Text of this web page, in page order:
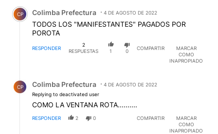
Comentario de Colimba Prefectura.
CP Colimba Prefectura 4 DE AGOSTO DE 2022
TODOS LOS "MANIFESTANTES" PAGADOS POR
POROTA
RESPONDER
2
RESPUESTAS
1 0
COMPARTIR
MARCAR
COMO
INAPROPIADO
CP Colimba Prefectura
4 DE AGOSTO DE 2022
Replying to deactivated user
COMO LA VENTANA ROTA..........
RESPONDER 2 0 COMPARTIR
MARCAR
COMO
INAPROPIADO